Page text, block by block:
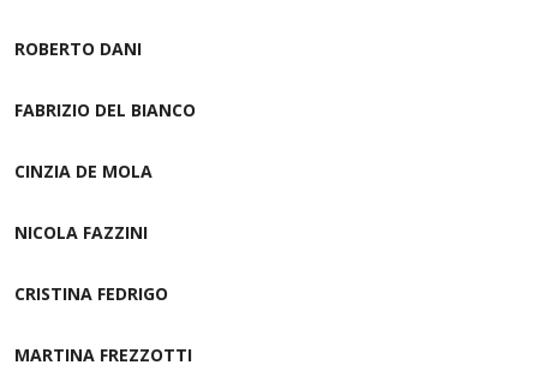
ROBERTO DANI
FABRIZIO DEL BIANCO
CINZIA DE MOLA
NICOLA FAZZINI
CRISTINA FEDRIGO
MARTINA FREZZOTTI